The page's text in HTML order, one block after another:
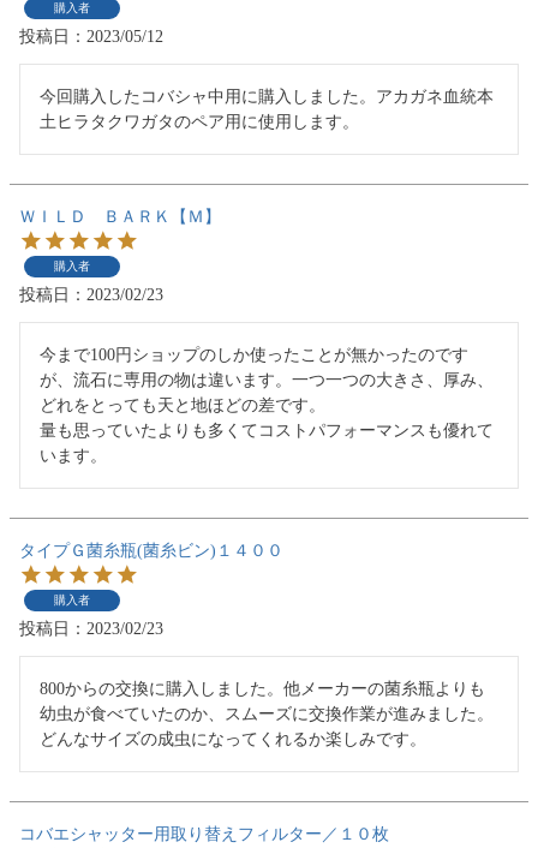
購入者
投稿日 2023/05/12
今回購入したコバシャ中用に購入しました。アカガネ血統本
土ヒラタクワガタのペア用に使用します。
ＷＩＬＤ ＢＡＲＫ【Ｍ】
購入者
投稿日 2023/02/23
今まで100円ショップのしか使ったことが無かったのです
が、流石に専用の物は違います。一つ一つの大きさ、厚み、
どれをとっても天と地ほどの差です。
量も思っていたよりも多くてコストパフォーマンスも優れて
います。
タイプＧ菌糸瓶(菌糸ビン)１４００
購入者
投稿日 2023/02/23
800からの交換に購入しました。他メーカーの菌糸瓶よりも
幼虫が食べていたのか、スムーズに交換作業が進みました。
コバエシャッター用取り替えフィルター／１０枚